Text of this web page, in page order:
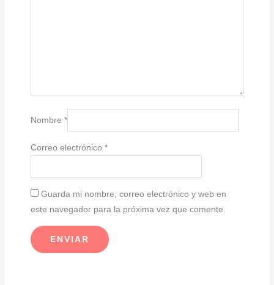
Nombre*
Correo electrónico*
Guarda mi nombre, correo electrónico y web en
este navegador para la próxima vez que comente.